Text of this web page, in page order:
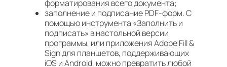
форматирования всего документа;
заполнение и подписание PDF-форм. С
помощью инструмента «Заполнить и
подписать» в настольной версии
программы, или приложения Adobe Fill &
Sign для планшетов, поддерживающих
iOS и Android, можно превратить любой